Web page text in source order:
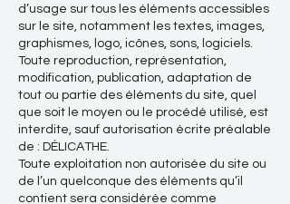
d’usage sur tous les éléments accessibles
sur le site, notamment les textes, images,
graphismes, logo, icônes, sons, logiciels.
Toute reproduction, représentation,
modification, publication, adaptation de
tout ou partie des éléments du site, quel
que soit le moyen ou le procédé utilisé, est
interdite, sauf autorisation écrite préalable
de : DÉLICATHE.
Toute exploitation non autorisée du site ou
de l’un quelconque des éléments qu’il
contient sera considérée comme